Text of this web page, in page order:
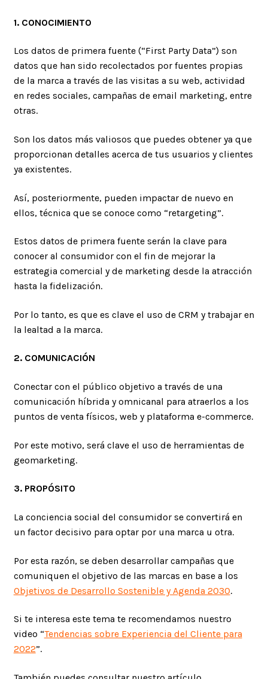
1. CONOCIMIENTO
Los datos de primera fuente (“First Party Data”) son
datos que han sido recolectados por fuentes propias
de la marca a través de las visitas a su web, actividad
en redes sociales, campañas de email marketing, entre
otras.
Son los datos más valiosos que puedes obtener ya que
proporcionan detalles acerca de tus usuarios y clientes
ya existentes.
Así, posteriormente, pueden impactar de nuevo en
ellos, técnica que se conoce como “retargeting”.
Estos datos de primera fuente serán la clave para
conocer al consumidor con el fin de mejorar la
estrategia comercial y de marketing desde la atracción
hasta la fidelización.
Por lo tanto, es que es clave el uso de CRM y trabajar en
la lealtad a la marca.
2. COMUNICACIÓN
Conectar con el público objetivo a través de una
comunicación híbrida y omnicanal para atraerlos a los
puntos de venta físicos, web y plataforma e-commerce.
Por este motivo, será clave el uso de herramientas de
geomarketing.
3. PROPÓSITO
La conciencia social del consumidor se convertirá en
un factor decisivo para optar por una marca u otra.
Por esta razón, se deben desarrollar campañas que
comuniquen el objetivo de las marcas en base a los
Objetivos de Desarrollo Sostenible y Agenda 2030.
Si te interesa este tema te recomendamos nuestro
video “Tendencias sobre Experiencia del Cliente para
2022”.